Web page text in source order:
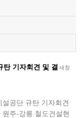
새창
기자회견 및 결
공단 규탄 기자회견
주-강릉 철도건설현